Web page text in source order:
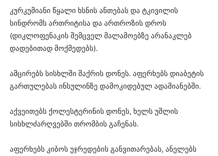
კურკუმიანი წყალი ხსნის ანთებას და ტკივილის
სინდრომს ართრიტისა და ართროზის დროს
(დიკლოფენაკის შემცველ მალამოებზე არანაკლებ
დადებითად მოქმედებს).
ამცირებს სისხლში შაქრის დონეს. აფერხებს დიაბეტის
გართულებას ინსულინზე დამოკიდებულ ადამიანებში.
აქვეითებს ქოლესტერინის დონეს, ხელს უშლის
სისხლძარღვებში თრომბის გაჩენას.
აფერხებს კიბოს უჯრედების განვითარებას, ანელებს